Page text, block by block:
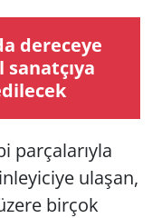
dereceye
sanatçıya
parçalarıyla
ulaşan,
birçok